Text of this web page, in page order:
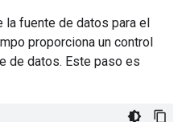
la fuente de datos para el
proporciona un control
de datos. Este paso es